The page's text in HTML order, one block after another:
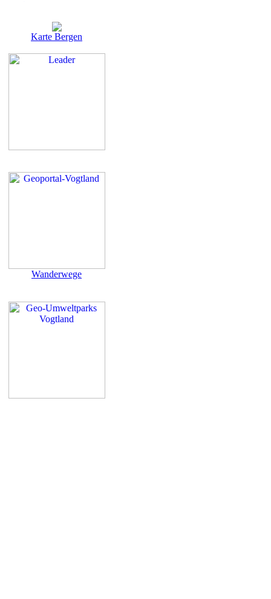
Karte Bergen
Wanderwege